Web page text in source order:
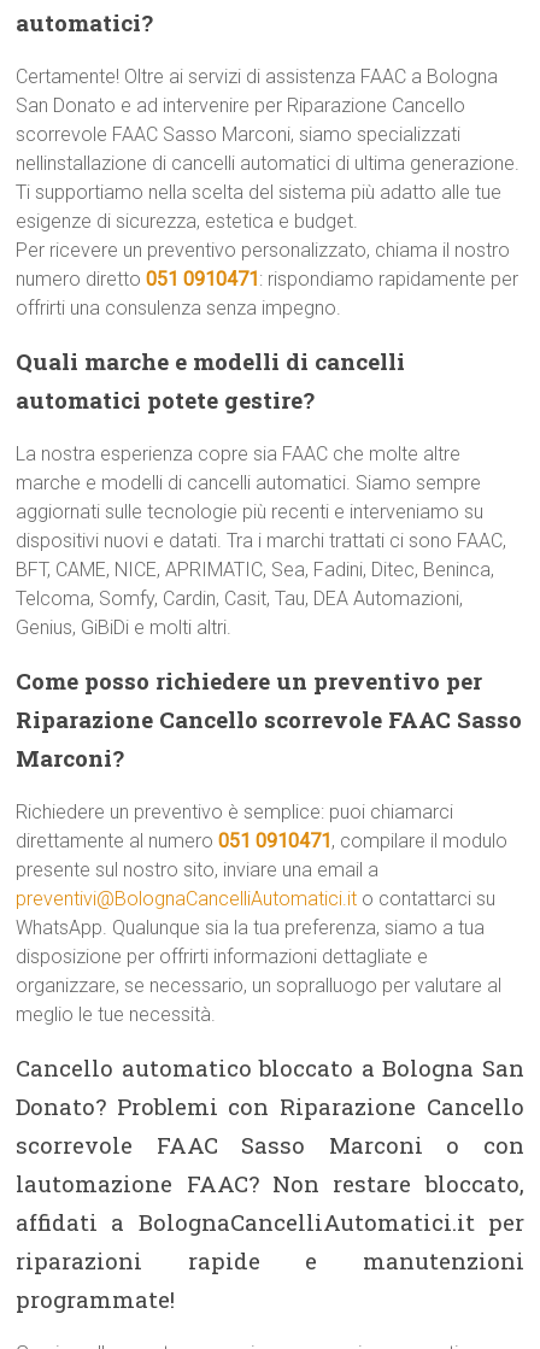
automatici?
Certamente! Oltre ai servizi di assistenza FAAC a Bologna
San Donato e ad intervenire per Riparazione Cancello
scorrevole FAAC Sasso Marconi, siamo specializzati
nellinstallazione di cancelli automatici di ultima generazione.
Ti supportiamo nella scelta del sistema più adatto alle tue
esigenze di sicurezza, estetica e budget.
Per ricevere un preventivo personalizzato, chiama il nostro
numero diretto051 0910471: rispondiamo rapidamente per
offrirti una consulenza senza impegno.
Quali marche e modelli di cancelli
automatici potete gestire?
La nostra esperienza copre sia FAAC che molte altre
marche e modelli di cancelli automatici. Siamo sempre
aggiornati sulle tecnologie più recenti e interveniamo su
dispositivi nuovi e datati. Tra i marchi trattati ci sono FAAC,
BFT, CAME, NICE, APRIMATIC, Sea, Fadini, Ditec, Beninca,
Telcoma, Somfy, Cardin, Casit, Tau, DEA Automazioni,
Genius, GiBiDi e molti altri.
Come posso richiedere un preventivo per
Riparazione Cancello scorrevole FAAC Sasso
Marconi?
Richiedere un preventivo è semplice: puoi chiamarci
direttamente al numero051 0910471, compilare il modulo
presente sul nostro sito, inviare una email a
preventivi@BolognaCancelliAutomatici.it o contattarci su
WhatsApp. Qualunque sia la tua preferenza, siamo a tua
disposizione per offrirti informazioni dettagliate e
organizzare, se necessario, un sopralluogo per valutare al
meglio le tue necessità.
Cancello automatico bloccato a Bologna San
Donato? Problemi con Riparazione Cancello
scorrevole FAAC Sasso Marconi o con
lautomazione FAAC? Non restare bloccato,
affidati a BolognaCancelliAutomatici.it per
riparazioni rapide e manutenzioni
programmate!